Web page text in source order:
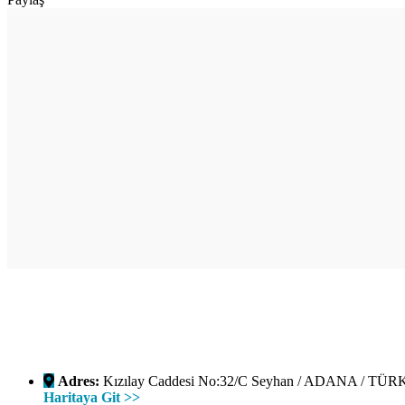
Adres: Kızılay Caddesi No:32/C Seyhan / ADANA /
Haritaya Git >>